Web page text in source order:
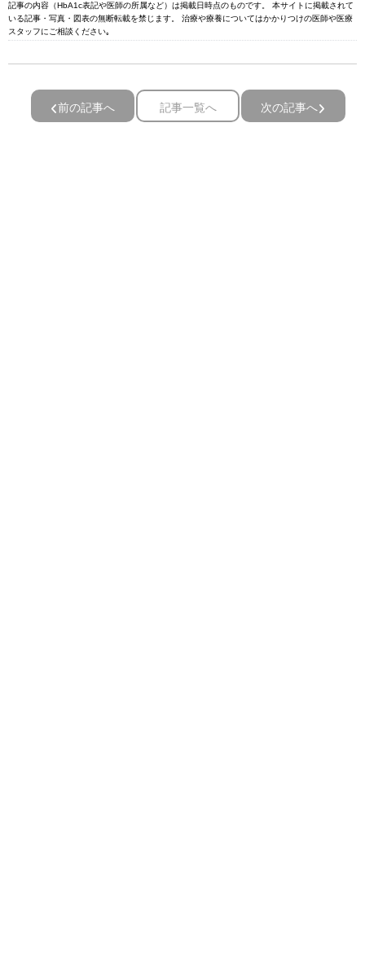
記事の内容（HbA1c表記や医師の所属など）は掲載日時点のものです。 本サイトに掲載されて
いる記事・写真・図表の無断転載を禁じます。 治療や療養についてはかかりつけの医師や医療
スタッフにご相談ください｡
前の記事へ 記事一覧へ 次の記事へ